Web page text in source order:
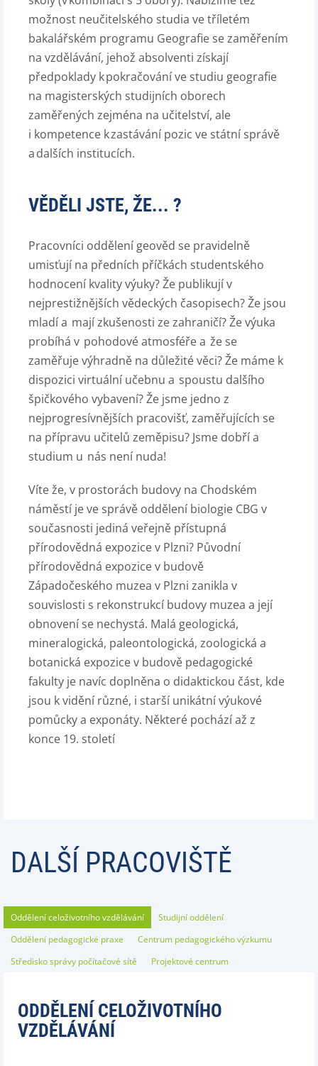
možnost neučitelského studia ve tříletém
bakalářském programu Geografie se zaměřením
na vzdělávání, jehož absolventi získají
předpoklady k pokračování ve studiu geografie
na magisterských studijních oborech
zaměřených zejména na učitelství, ale
i kompetence k zastávání pozic ve státní správě
a dalších institucích.
VĚDĚLI JSTE, ŽE... ?
Pracovníci oddělení geověd se pravidelně
umisťují na předních příčkách studentského
hodnocení kvality výuky? Že publikují v
nejprestižnějších vědeckých časopisech? Že jsou
mladí a mají zkušenosti ze zahraničí? Že výuka
probíhá v pohodové atmosféře a že se
zaměřuje výhradně na důležité věci? Že máme k
dispozici virtuální učebnu a spoustu dalšího
špičkového vybavení? Že jsme jedno z
nejprogresívnějších pracovišť, zaměřujících se
na přípravu učitelů zeměpisu? Jsme dobří a
studium u nás není nuda!
Víte že, v prostorách budovy na Chodském
náměstí je ve správě oddělení biologie CBG v
současnosti jediná veřejně přístupná
přírodovědná expozice v Plzni? Původní
přírodovědná expozice v budově
Západočeského muzea v Plzni zanikla v
souvislosti s rekonstrukcí budovy muzea a její
obnovení se nechystá. Malá geologická,
mineralogická, paleontologická, zoologická a
botanická expozice v budově pedagogické
fakulty je navíc doplněna o didaktickou část, kde
jsou k vidění různé, i starší unikátní výukové
pomůcky a exponáty. Některé pochází až z
konce 19. století
DALŠÍ PRACOVIŠTĚ
Oddělení celoživotního vzdělávání
Studijní oddělení
Oddělení pedagogické praxe
Centrum pedagogického výzkumu
Středisko správy počítačové sítě
Projektové centrum
ODDĚLENÍ CELOŽIVOTNÍHO
VZDĚLÁVÁNÍ